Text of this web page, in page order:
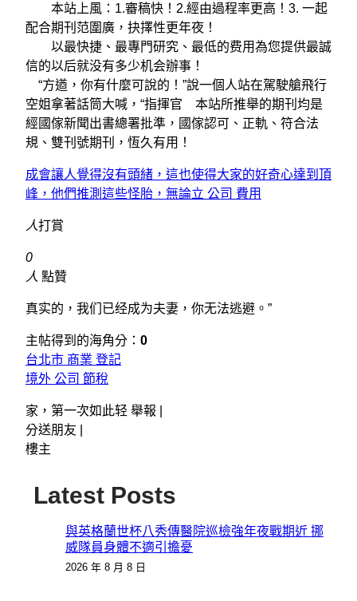
本站上風：1.審稿快！2.經由過程率更高！3. 一起
配合期刊范圍廣，抉擇性更年夜！
以最快捷、最專門研究、最低的费用為您提供最誠
信的以后就没有多少机会辦事！
“方遒，你有什麼可說的！”說一個人站在駕駛艙飛行
空姐拿著話筒大喊，“指揮官 本站所推舉的期刊均是
經國傢新聞出書總署批準，國傢認可、正軌、符合法
規、雙刊號期刊，恆久有用！
成會讓人覺得沒有頭緒，這也使得大家的好奇心達到頂
峰，他們推測這些怪胎，無論立 公司 費用
人打賞
0
人 點贊
真实的，我们已经成为夫妻，你无法逃避。”
主帖得到的海角分： 0
台北市 商業 登記
境外 公司 節稅
家，第一次如此轻 舉報 |
分送朋友 |
樓主
Latest Posts
與英格蘭世杯八秀傳醫院巡檢強年夜戰期近 挪
威隊員身體不適引擔憂
2026 年 8 月 8 日